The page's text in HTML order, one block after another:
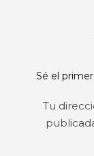
Sé el
Tu